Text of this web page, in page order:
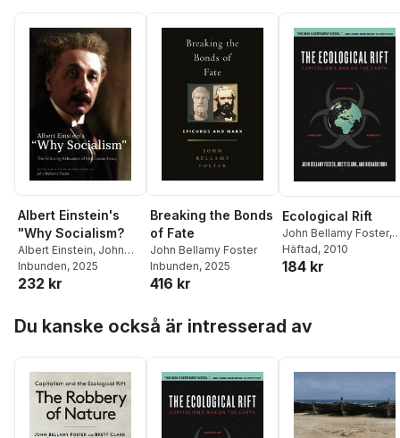
Albert Einstein's
"Why Socialism?
Albert Einstein, John
Bellamy Foster
Inbunden, 2025
232 kr
Breaking the Bonds
of Fate
John Bellamy Foster
Inbunden, 2025
416 kr
Ecological Rift
John Bellamy Foster,
Brett Clark,Richard
Häftad, 2010
184 kr
Du kanske också är intresserad av